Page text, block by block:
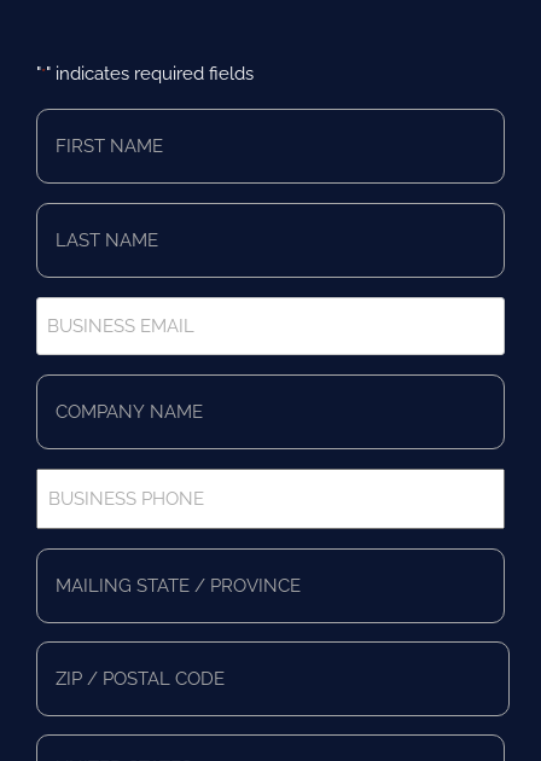
"*" indicates required fields
First
Name
Last
Name
Email
*
Company
Name
Phone
*
Full
Address
Mailing
Zip/Postal